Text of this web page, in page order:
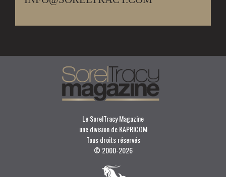
Le SorelTracy Magazine
une division de KAPRICOM
Tous droits réservés
© 2000-2026